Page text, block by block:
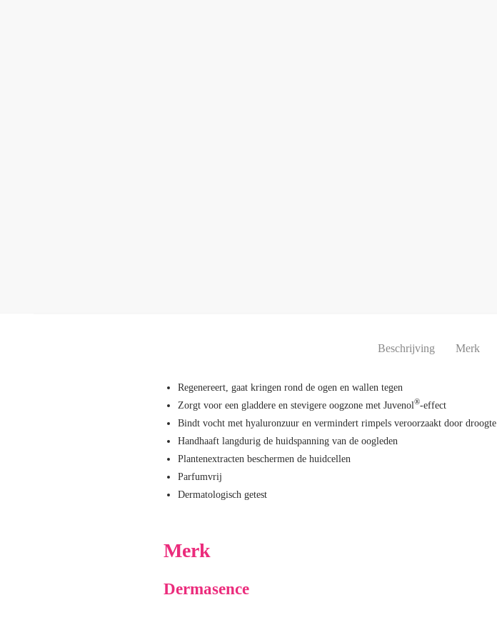
Beschrijving Merk
Regenereert, gaat kringen rond de ogen en wallen tegen
Zorgt voor een gladdere en stevigere oogzone met Juvenol®-effect
Bindt vocht met hyaluronzuur en vermindert rimpels veroorzaakt door droogte
Handhaaft langdurig de huidspanning van de oogleden
Plantenextracten beschermen de huidcellen
Parfumvrij
Dermatologisch getest
Merk
Dermasence